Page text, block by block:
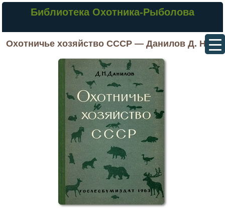
Библиотека Охотника-Рыболова
Охотничье хозяйство СССР — Данилов Д. Н.